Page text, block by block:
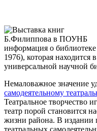
информация о библиотеке
1976), которая находится
универсальной научной
Немаловажное значение
самодеятельному
Театральное творчество
театр порой становится
жизни района. В издании
театральных